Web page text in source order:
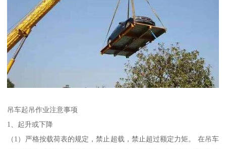
吊车起吊作业注意事项
1、起升或下降
（1）严格按载荷表的规定，禁止超载，禁止超过额定力矩。 在吊车